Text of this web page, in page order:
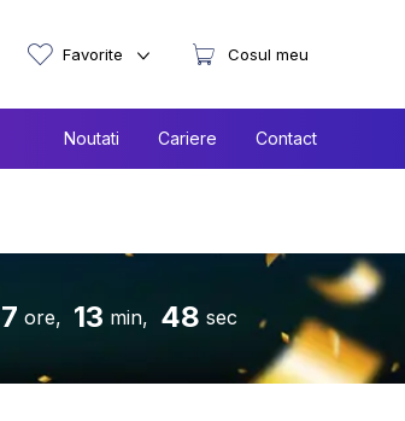
Noutati Cariere Contact
Favorite Cosul meu
7 ore, 13 min, 47 sec